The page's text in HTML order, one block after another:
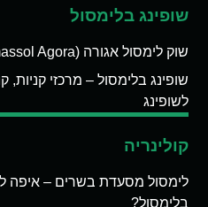
שופינג בלימסול
שוק לימסול אגורה (Limassol Agora)
שופינג בלימסול – מרכזי קניות,
לשופינג
קולינריה
לימסול מסעדת בשרים – איפה
בלימסול?